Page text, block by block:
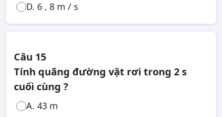
D. 6 , 8 m / s
Câu 15
Tính quãng đường vật rơi trong 2 s
cuối cùng ?
A. 43 m